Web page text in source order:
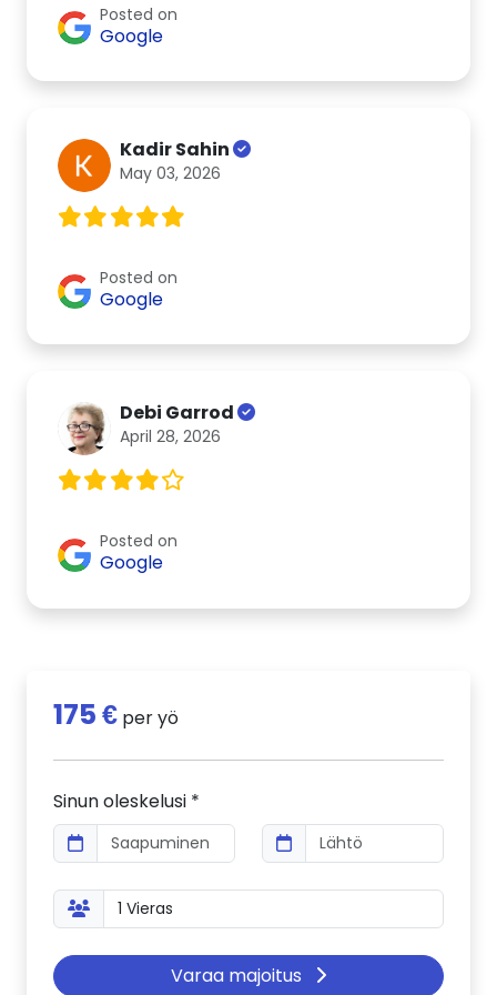
Posted on
Google
Kadir Sahin
May 03, 2026
Posted on
Google
Debi Garrod
April 28, 2026
Posted on
Google
175 € per yö
Sinun oleskelusi *
Varaa majoitus